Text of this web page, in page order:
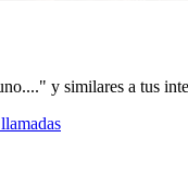
y similares a tus